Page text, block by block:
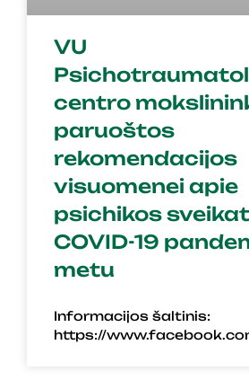
VU
centro
paruoštos
rekomendacijos
visuomenei apie
psichikos
COVID-19
metu
Informacijos šaltinis:
https://